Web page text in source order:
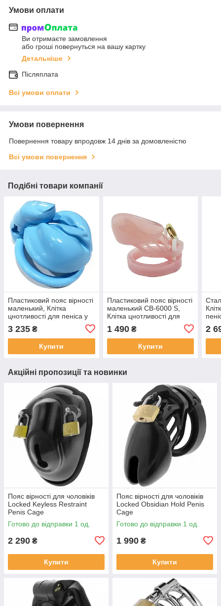
Умови оплати
Ви отримаєте замовлення
або гроші повернуться на вашу картку
Детальніше
Післяплата
Всі умови оплати
Умови повернення
Повернення товару впродовж 14 днів за домовленістю
Всі умови повернення
Подібні товари компанії
Пластиковий пояс вірності
маленький, Клітка
цнотливості для пеніса у
3 235 ₴
Купити
Пластиковий пояс вірності
маленький CB-6000 S,
Клітка цнотливості для
1 490₴
Купити
2
Акційні пропозиції та новинки
Пояс вірності для чоловіків
Locked Keyless Restraint
Penis Cage
Готово до відправки 1 од.
2 290 ₴
Купити
Пояс вірності для чоловіків
Locked Obsidian Hold Penis
Cage
Готово до відправки 1 од.
1 990 ₴
Купити